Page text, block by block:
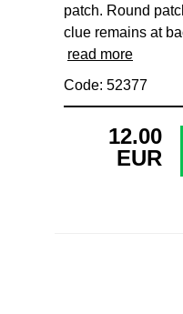
patch. Round
clue remains at
read more
Code: 52377
12.00
EUR